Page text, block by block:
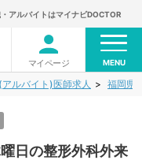
アルバイトはマイナビDOCTOR
マイページ MENU
ルバイト)医師求人 福岡県
日の整形外科外来